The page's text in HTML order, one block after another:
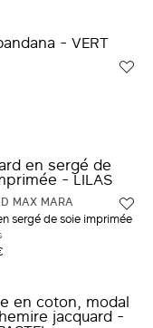
MAX MARA
sergé de soie imprimée